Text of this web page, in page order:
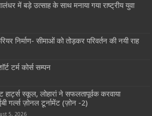
में बड़े उत्साह के साथ मनाया गया राष्ट्रीय युवा
निर्माण- सीमाओं को तोड़कर परिवर्तन की नयी राह
टर्म कोर्स सम्पन
हार्ट्स स्कूल, लोहारां ने सफलतापूर्वक करवाया
गर्ल्स ज़ोनल टूर्नामेंट (ज़ोन -2)
5, 2026